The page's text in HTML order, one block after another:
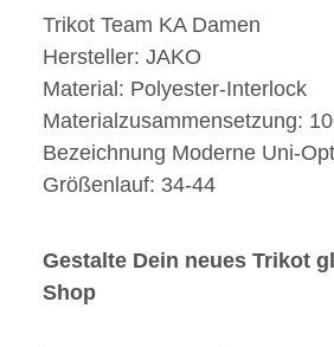
Trikot Team KA Damen
Hersteller: JAKO
Material: Polyester-Interlock
Materialzusammensetzung:
Bezeichnung Moderne Uni-
Größenlauf: 34-44
Gestalte Dein neues Trikot
Shop